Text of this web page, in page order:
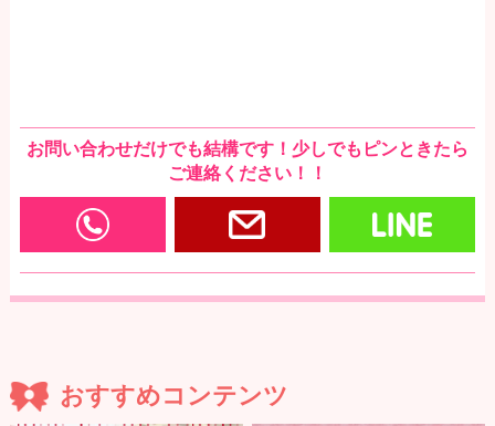
お問い合わせだけでも結構です！少しでもピンときたら
ご連絡ください！！
0120-166-977お問い合わせ・写メ
おすすめコンテンツ